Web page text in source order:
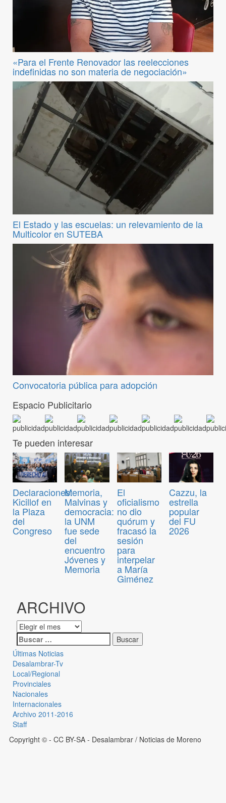
«Para el Frente Renovador las reelecciones
indefinidas no son materia de negociación»
El Estado y las escuelas: un relevamiento de la
Multicolor en SUTEBA
Convocatoria pública para adopción
Espacio Publicitario
Te pueden interesar
Declaraciones:
Kicillof en
la Plaza
del
Congreso
Memoria,
Malvinas y
democracia:
la UNM
fue sede
del
encuentro
Jóvenes y
Memoria
El
oficialismo
no dio
quórum y
fracasó la
sesión
para
interpelar
a María
Giménez
Cazzu, la
estrella
popular
del FU
2026
ARCHIVO
Últimas Noticias
Desalambrar-Tv
Local/Regional
Provinciales
Nacionales
Internacionales
Archivo 2011-2016
Staff
Copyright © - CC BY-SA - Desalambrar / Noticias de Moreno